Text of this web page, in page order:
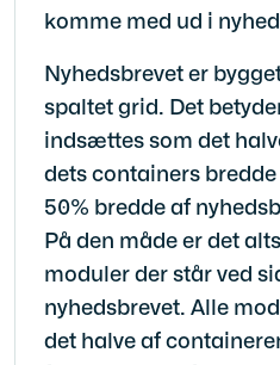
komme med ud i
Nyhedsbrevet er
spaltet grid. Det
indsættes som det
dets containers
50% bredde af
På den måde er det
moduler der står ved
nyhedsbrevet. Alle
det halve af